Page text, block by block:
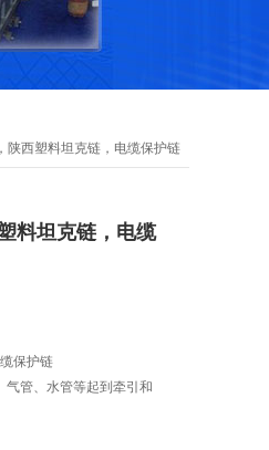
陕西塑料坦克链，电缆保护链
料坦克链，电缆
保护链
气管、水管等起到牵引和